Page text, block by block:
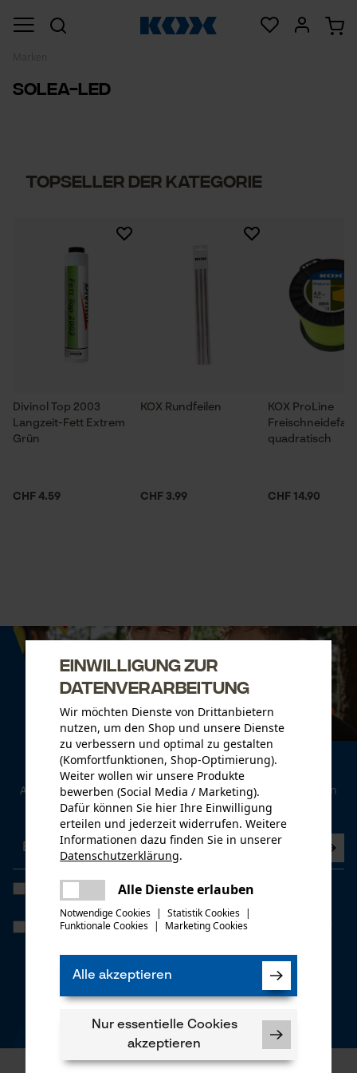
Solea-LED
Topseller der Kategorie
Divinol Top 2003
Langzeit-Fett Extrem
Grün
CHF 4.59
KOX Rundfeilen
CHF 3.99
KOX ProLine
quadratisch
CHF 14.90
Newsletter
Abonnieren Sie den kostenlosen Newsletter und verpassen
Sie keine Neuigkeiten mehr.
Datenschutzbestimmungengelesen und bin
einverstanden. *
Wenn Sie dem personenbezogenen Tracking einwilligen, können wir
Daten werden nicht an Dritte weitergegeben. Sie können die
Einwilligung jederzeit mit einem Klick widerrufen, in jedem
Newsletter befindet sich hierzu ganz unten ein Link.
* Pflichtfeld
*** Einlösbar ab einem Warenwert von CHF 100,-
Einwilligung zur
Datenverarbeitung
Wir möchten Dienste von Drittanbietern
nutzen, um den Shop und unsere Dienste
zu verbessern und optimal zu gestalten
(Komfortfunktionen, Shop-Optimierung).
Weiter wollen wir unsere Produkte
bewerben (Social Media / Marketing).
Dafür können Sie hier Ihre Einwilligung
erteilen und jederzeit widerrufen. Weitere
Informationen dazu finden Sie in unserer
Datenschutzerklärung.
Alle Dienste erlauben
Notwendige Cookies | Statistik Cookies |
Funktionale Cookies | Marketing Cookies
Alle akzeptieren
Nur essentielle Cookies
akzeptieren
Es ist ein Fehler aufgetreten. Bitte
versuchen Sie es erneut.
mail